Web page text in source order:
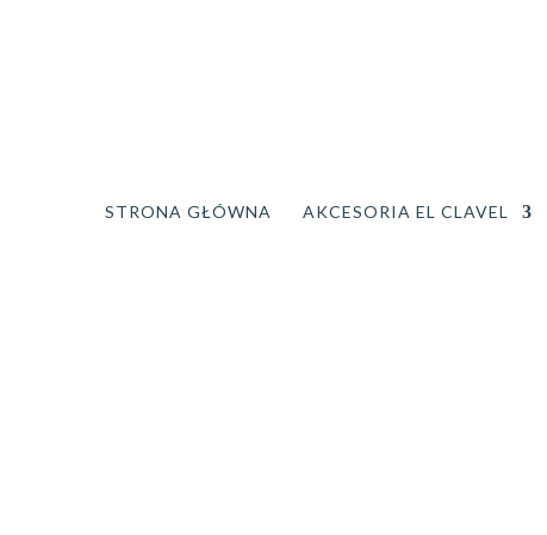
STRONA GŁÓWNA AKCESORIA EL CLAVEL